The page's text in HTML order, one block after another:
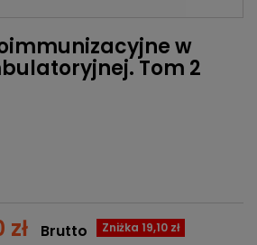
w
Tom 2
zł Zniżka 19,10 zł
Brutto